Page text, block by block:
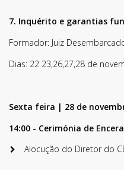
7. Inquérito e garantias
Formador: Juiz
Dias: 22 23,26,27,28 de
Sexta feira | 28 de
14:00 - Cerimónia de
Alocução do Diretor do
Li e aceito osTermos de